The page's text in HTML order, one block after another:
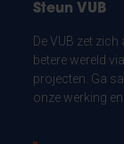
Steun VUB
De VUB zet
betere wereld
projecten. Ga
onze werking